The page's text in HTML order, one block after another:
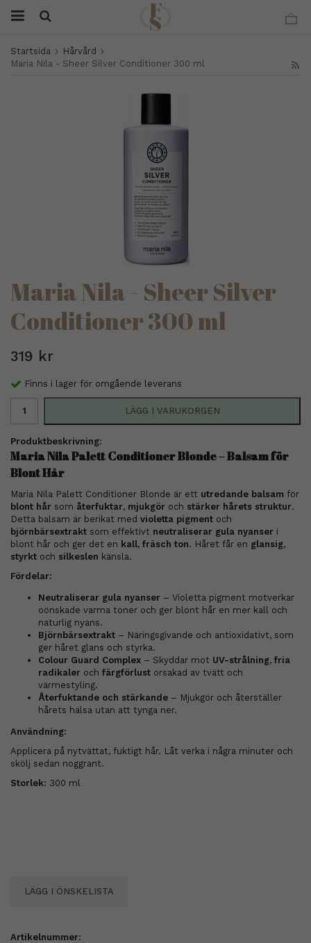
Startsida
Hårvård
Maria Nila - Sheer Silver Conditioner 300 ml
Maria Nila - Sheer Silver
Conditioner 300 ml
319 kr
Finns i lager för omgående leverans
LÄGG I VARUKORGEN
Produktbeskrivning:
Maria Nila Palett Conditioner Blonde – Balsam för
Blont Hår
Maria Nila Palett Conditioner Blonde är ett utredande balsam för
blont hår som återfuktar, mjukgör och stärker hårets struktur.
Detta balsam är berikat med violetta pigment och
björnbärsextrakt som effektivt neutraliserar gula nyanser i
blont hår och ger det en kall, fräsch ton. Håret får en glansig,
styrkt och silkeslen känsla.
Fördelar:
Neutraliserar gula nyanser – Violetta pigment motverkar
oönskade varma toner och ger blont hår en mer kall och
naturlig nyans.
Björnbärsextrakt – Näringsgivande och antioxidativt, som
ger håret glans och styrka.
Colour Guard Complex – Skyddar mot UV-strålning, fria
radikaler och färgförlust orsakad av tvätt och
värmestyling.
Återfuktande och stärkande – Mjukgör och återställer
hårets hälsa utan att tynga ner.
Användning:
Applicera på nytvättat, fuktigt hår. Låt verka i några minuter och
skölj sedan noggrant.
Storlek: 300 ml
LÄGG I ÖNSKELISTA
Artikelnummer: